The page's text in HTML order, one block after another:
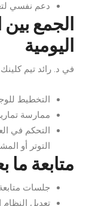
دعم نفسي
الجمع بين
اليومية
في د. رائد تيم
التخطيط
ممارسة
التحكم في
التوتر أو
متابعة ما
جلسات
تعديل